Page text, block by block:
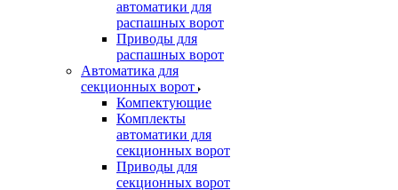
автоматики для
распашных ворот
Приводы для
распашных ворот
Автоматика для
секционных ворот
Компектующие
Комплекты
автоматики для
секционных ворот
Приводы для
секционных ворот